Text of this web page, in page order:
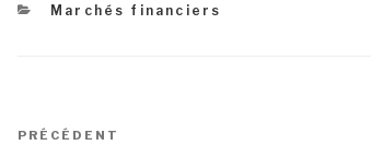
Catégories
Marchés financiers
Navigation
Article
PRÉCÉDENT